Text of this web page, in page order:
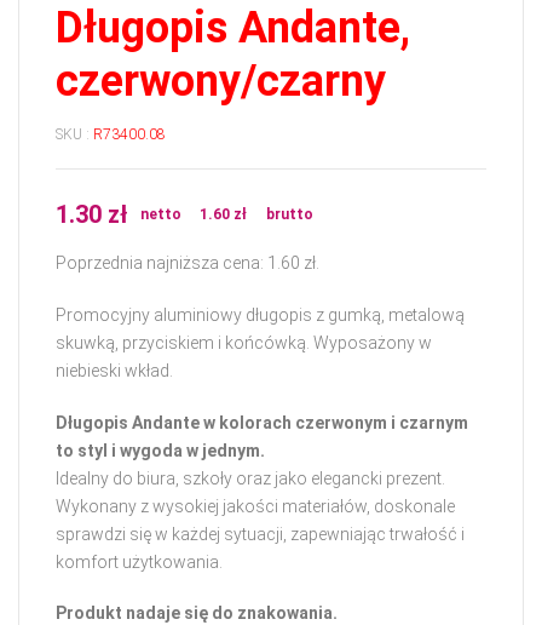
Długopis Andante,
czerwony/czarny
SKU : R73400.08
1.30 zł netto 1.60 zł brutto
Poprzednia najniższa cena: 1.60 zł
Promocyjny aluminiowy długopis z gumką, metalową
skuwką, przyciskiem i końcówką. Wyposażony w
niebieski wkład.
Długopis Andante w kolorach czerwonym i czarnym
to styl i wygoda w jednym.
Idealny do biura, szkoły oraz jako elegancki prezent.
Wykonany z wysokiej jakości materiałów, doskonale
sprawdzi się w każdej sytuacji, zapewniając trwałość i
komfort użytkowania.
Produkt nadaje się do znakowania.